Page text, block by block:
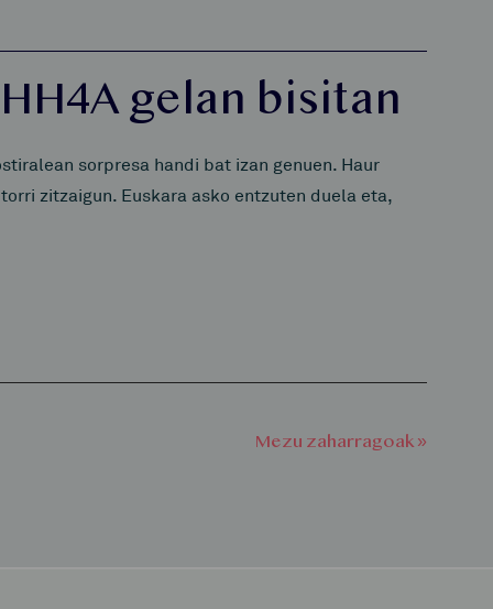
gelan bisitan
sorpresa handi bat izan genuen. Haur
zitzaigun. Euskara asko entzuten duela eta,
Mezu zaharragoak »